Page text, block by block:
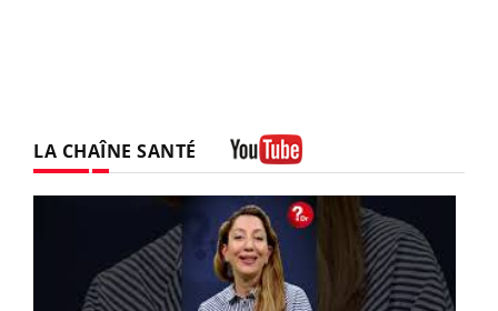
LA CHAÎNE SANTÉ